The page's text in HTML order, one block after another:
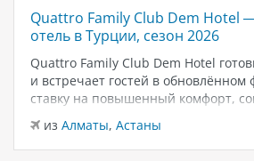
Quattro Family Club Dem Hotel
отель в Турции, сезон 2026
Quattro Family Club Dem Hotel
и встречает гостей в обновлённом
ставку на повышенный комфорт,
моря. Отель остаётся популярным
кто ищет семейный отель в…
из Алматы, Астаны